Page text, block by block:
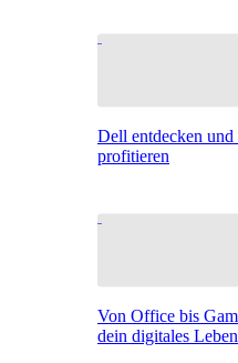
Dell entdecken
profitieren
Von Office bis
dein digitales Leben